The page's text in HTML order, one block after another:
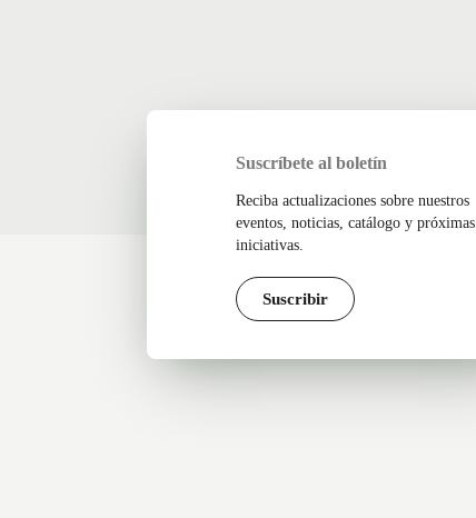
Suscríbete al boletín
Reciba actualizaciones sobre nuestros
eventos, noticias, catálogo y próximas
iniciativas.
Suscribir